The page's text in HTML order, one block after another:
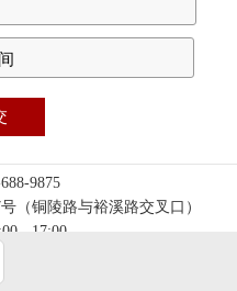
9875
（铜陵路与裕溪路交叉口）
- 17:00
，仅供病友参考，不作为医疗诊
。如有转载或引用文章涉及版权